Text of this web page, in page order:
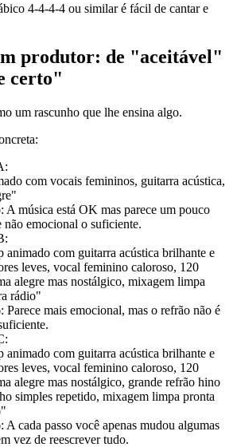
4-4-4-4 ou similar é fácil de cantar e
produtor: de "aceitável"
certo"
um rascunho que lhe ensina algo.
com vocais femininos, guitarra acústica,
A música está OK mas parece um pouco
não emocional o suficiente.
animado com guitarra acústica brilhante e
leves, vocal feminino caloroso, 120
alegre mas nostálgico, mixagem limpa
rádio"
Parece mais emocional, mas o refrão não é
animado com guitarra acústica brilhante e
leves, vocal feminino caloroso, 120
alegre mas nostálgico, grande refrão hino
simples repetido, mixagem limpa pronta
A cada passo você apenas mudou algumas
vez de reescrever tudo.